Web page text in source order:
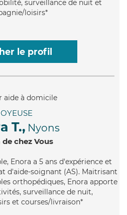
surveillance de nuit et
loisirs*
le profil
T., Nyons
chez Vous
Enora a 5 ans d'expérience et
d'aide-soignant (AS). Maitrisant
orthopédiques, Enora apporte
surveillance de nuit,
et courses/livraison*